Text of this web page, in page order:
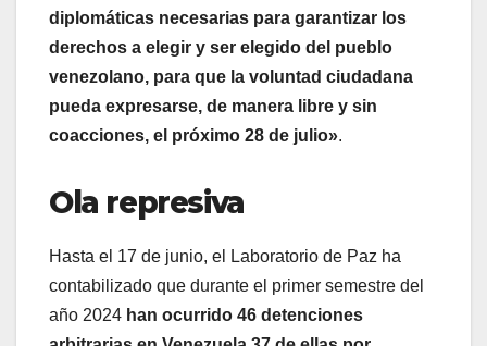
diplomáticas necesarias para garantizar los
derechos a elegir y ser elegido del pueblo
venezolano, para que la voluntad ciudadana
pueda expresarse, de manera libre y sin
coacciones, el próximo 28 de julio».
Ola represiva
Hasta el 17 de junio, el Laboratorio de Paz ha
contabilizado que durante el primer semestre del
año 2024 han ocurrido 46 detenciones